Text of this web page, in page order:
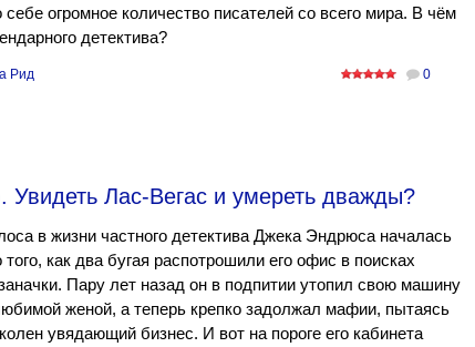
себе огромное количество писателей со всего мира. В чём
детектива?
Рид 0
Увидеть Лас-Вегас и умереть дважды?
в жизни частного детектива Джека Эндрюса началась
того, как два бугая распотрошили его офис в поисках
Пару лет назад он в подпитии утопил свою машину
женой, а теперь крепко задолжал мафии, пытаясь
увядающий бизнес. И вот на пороге его кабинета